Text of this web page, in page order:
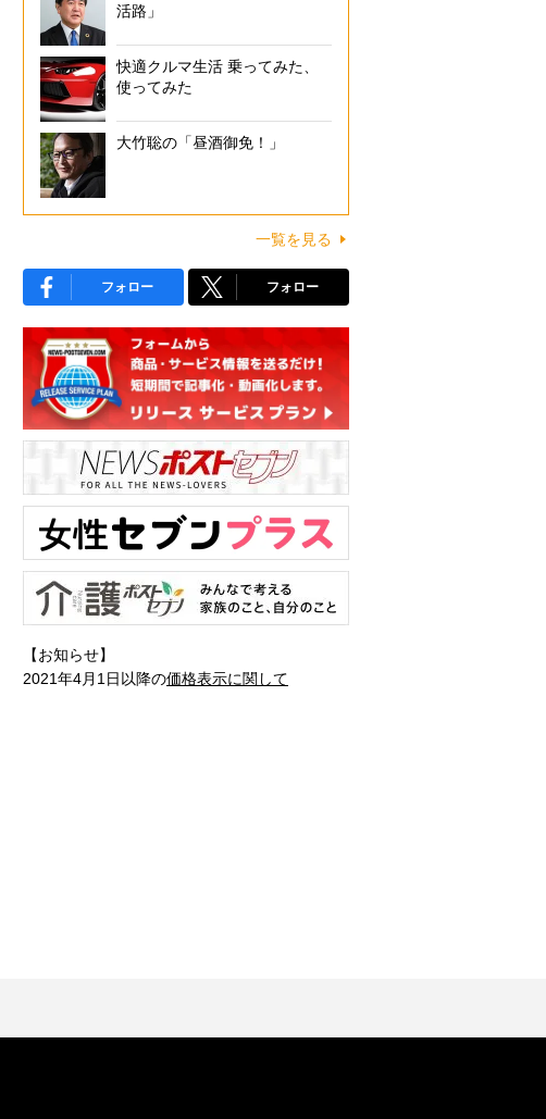
活路」
快適クルマ生活 乗ってみた、
使ってみた
大竹聡の「昼酒御免！」
一覧を見る
フォロー フォロー
【お知らせ】
2021年4月1日以降の価格表示に関して